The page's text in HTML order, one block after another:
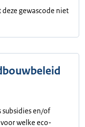
gewascode niet
subsidies en/of
welke eco-